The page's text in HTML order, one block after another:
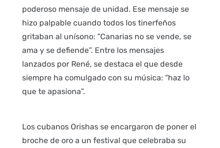
poderoso mensaje de unidad. Ese mensaje se
hizo palpable cuando todos los tinerfeños
gritaban al unísono: “Canarias no se vende, se
ama y se defiende”. Entre los mensajes
lanzados por René, se destaca el que desde
siempre ha comulgado con su música: “haz lo
que te apasiona”.
Los cubanos Orishas se encargaron de poner el
broche de oro a un festival que celebraba su